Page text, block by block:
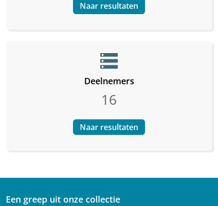
Naar resultaten
storage
Deelnemers
16
Naar resultaten
Een greep uit onze collectie